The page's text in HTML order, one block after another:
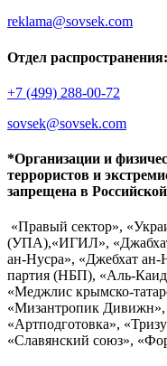
reklama@sovsek.com
Отдел распространения:
+7 (499) 288-00-72
sovsek@sovsek.com
*Организации и
террористов и
запрещена в
«Правый сектор»,
(УПА),«ИГИЛ»,
ан-Нусра», «Джебхат ан-
партия (НБП), «Аль-
«Меджлис крымско-
«Мизантропик Дивижн»,
«Артподготовка»,
«Славянский союз»,